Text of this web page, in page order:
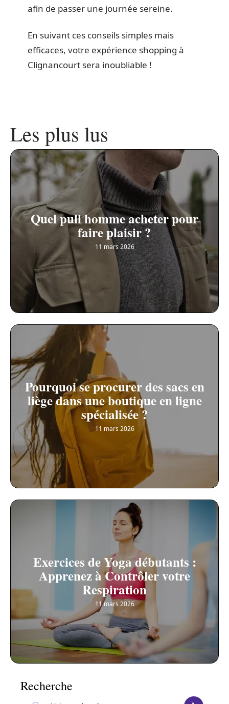
afin de passer une journée sereine.
En suivant ces conseils simples mais
efficaces, votre expérience shopping à
Clignancourt sera inoubliable !
Les plus lus
Quel pull homme acheter pour
faire plaisir ?
11 mars 2026
Pourquoi se procurer des sacs en
liège dans une boutique en ligne
spécialisée ?
11 mars 2026
Exercices de Yoga débutants :
Apprenez à Contrôler votre
Respiration
11 mars 2026
Recherche